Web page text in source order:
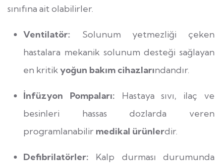
sınıfına ait olabilirler.
Ventilatör: Solunum yetmezliği çeken
hastalara mekanik solunum desteği sağlayan
en kritikyoğun bakım cihazlarındandır.
İnfüzyon Pompaları: Hastaya sıvı, ilaç ve
besinleri hassas dozlarda veren
programlanabilir medikal ürünlerdir.
Defibrilatörler: Kalp durması durumunda